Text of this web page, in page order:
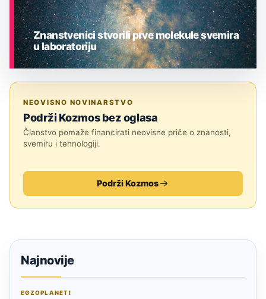
Znanstvenici stvorili prve molekule svemira
u laboratoriju
NEOVISNO NOVINARSTVO
Podrži Kozmos bez oglasa
Članstvo pomaže financirati neovisne priče o znanosti,
svemiru i tehnologiji.
Podrži Kozmos
Najnovije
EGZOPLANETI